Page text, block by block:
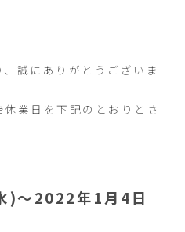
誠にありがとうございま
業日を下記のとおりとさ
)〜2022年1月4日